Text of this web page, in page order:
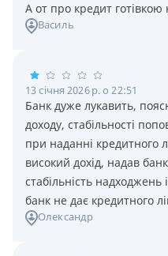
А от про кредит
Василь
13 січня 2026 р. о 22:51
Банк дуже лукавить,
доходу, стабільності
при наданні кредитного
високий дохід, надав
стабільність надходжень
банк не дає кредитного
Олександр